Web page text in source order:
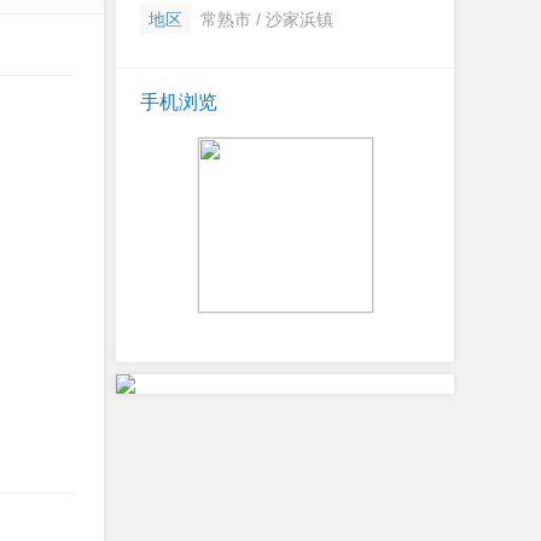
地区 常熟市 / 沙家浜镇
手机浏览